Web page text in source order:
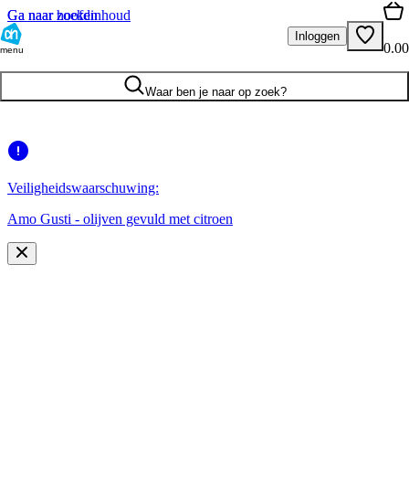
Ga naar hoofdinhoud
Ga naar zoeken
menu
Inloggen
0.00
Waar ben je naar op zoek?
Veiligheidswaarschuwing:
Amo Gusti - olijven gevuld met citroen